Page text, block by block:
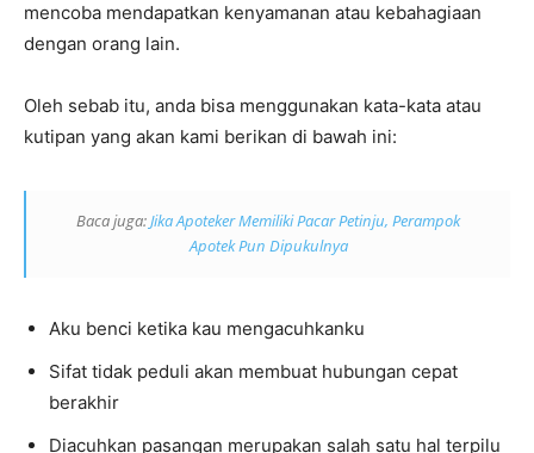
mencoba mendapatkan kenyamanan atau kebahagiaan
dengan orang lain.
Oleh sebab itu, anda bisa menggunakan kata-kata atau
kutipan yang akan kami berikan di bawah ini:
Baca juga:Jika Apoteker Memiliki Pacar Petinju, Perampok
Apotek Pun Dipukulnya
Aku benci ketika kau mengacuhkanku
Sifat tidak peduli akan membuat hubungan cepat
berakhir
Diacuhkan pasangan merupakan salah satu hal terpilu